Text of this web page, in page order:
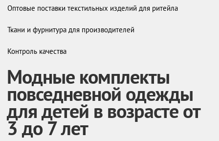
Оптовые поставки текстильных изделий для ритейла
Ткани и фурнитура для производителей
Контроль качества
Модные комплекты
повседневной одежды
для детей в возрасте от
3 до 7 лет